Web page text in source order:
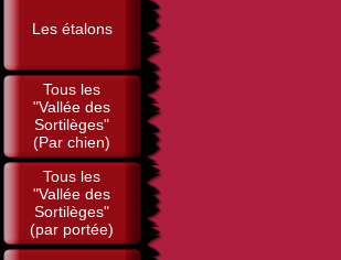
Les étalons
Tous les
"Vallée des
Sortilèges"
(Par chien)
Tous les
"Vallée des
Sortilèges"
(par portée)